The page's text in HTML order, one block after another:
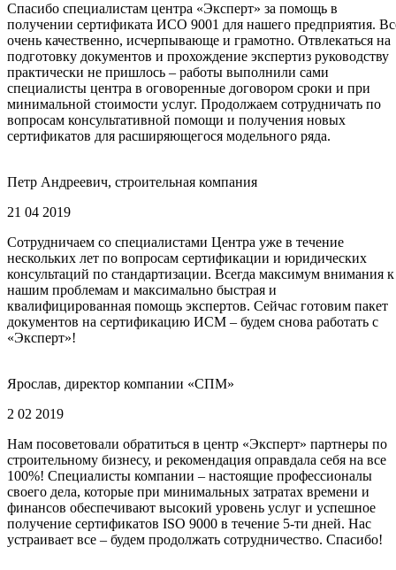
Спасибо специалистам центра «Эксперт» за помощь в
получении сертификата ИСО 9001 для нашего предприятия.
очень качественно, исчерпывающе и грамотно. Отвлекаться на
подготовку документов и прохождение экспертиз руководству
практически не пришлось – работы выполнили сами
специалисты центра в оговоренные договором сроки и при
минимальной стоимости услуг. Продолжаем сотрудничать по
вопросам консультативной помощи и получения новых
сертификатов для расширяющегося модельного ряда.
Петр Андреевич, строительная компания
21 04 2019
Сотрудничаем со специалистами Центра уже в течение
нескольких лет по вопросам сертификации и юридических
консультаций по стандартизации. Всегда максимум внимания к
нашим проблемам и максимально быстрая и
квалифицированная помощь экспертов. Сейчас готовим пакет
документов на сертификацию ИСМ – будем снова работать с
«Эксперт»!
Ярослав, директор компании «СПМ»
2 02 2019
Нам посоветовали обратиться в центр «Эксперт» партнеры по
строительному бизнесу, и рекомендация оправдала себя на все
100%! Специалисты компании – настоящие профессионалы
своего дела, которые при минимальных затратах времени и
финансов обеспечивают высокий уровень услуг и успешное
получение сертификатов ISO 9000 в течение 5-ти дней. Нас
устраивает все – будем продолжать сотрудничество. Спасибо!